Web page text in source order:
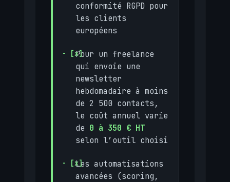
conformité RGPD pour
les clients
européens
Pour un freelance
qui envoie une
newsletter
hebdomadaire à moins
de 2 500 contacts,
le coût annuel varie
de 0 à 350 € HT
selon l’outil choisi
Les automatisations
avancées (scoring,